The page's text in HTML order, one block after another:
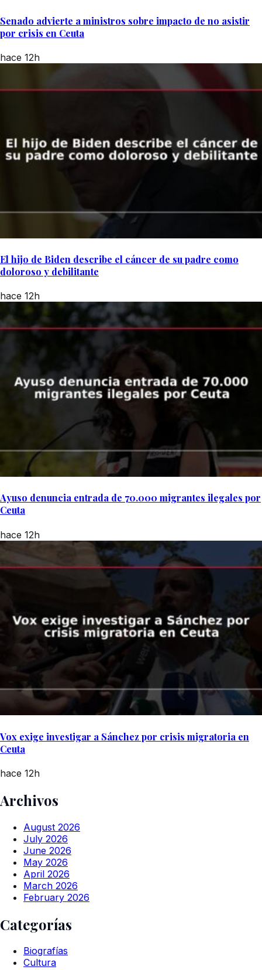
Senado advierte a ministros sobre impacto de no asistir
por crisis en Ceuta
hace 12h
El hijo de Biden describe el cáncer de su padre como
doloroso y debilitante
hace 12h
Ayuso denuncia entrada de 70.000 migrantes ilegales por
Ceuta
hace 12h
Vox exige investigar a Sánchez por crisis migratoria en
Ceuta
hace 12h
Archivos
August 2026
July 2026
June 2026
May 2026
April 2026
March 2026
February 2026
Categorías
Biografías
Cultura